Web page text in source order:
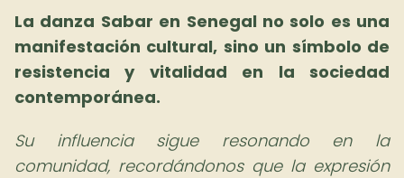
La danza Sabar en Senegal no solo es una
manifestación cultural, sino un símbolo de
resistencia y vitalidad en la sociedad
contemporánea.
Su influencia sigue resonando en la
comunidad, recordándonos que la expresión